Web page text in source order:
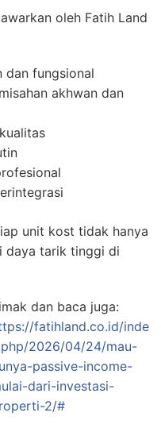
oleh Fatih Land
dan fungsional
akhwan dan
unit kost tidak hanya
daya tarik tinggi di
dan baca juga:
fatihland.co.id/inde
2026/04/24/mau-
passive-income-
dari-investasi-
2/#